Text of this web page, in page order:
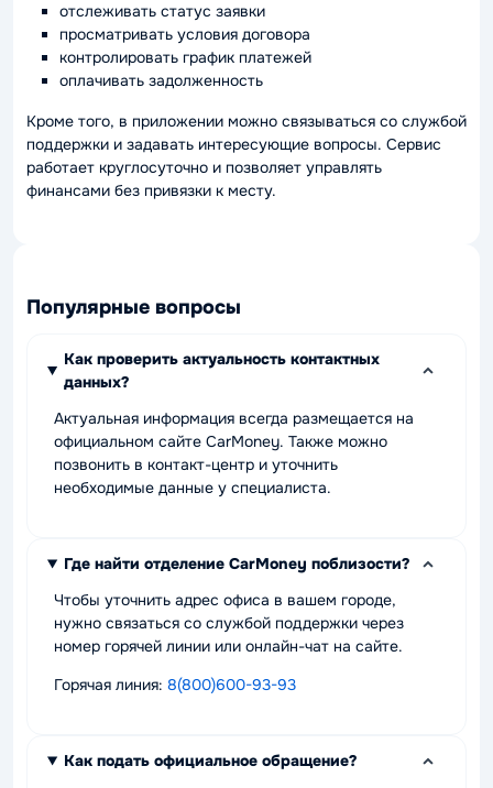
отслеживать статус заявки
просматривать условия договора
контролировать график платежей
оплачивать задолженность
Кроме того, в приложении можно связываться со службой
поддержки и задавать интересующие вопросы. Сервис
работает круглосуточно и позволяет управлять
финансами без привязки к месту.
Популярные вопросы
Как проверить актуальность контактных
данных?
Актуальная информация всегда размещается на
официальном сайте CarMoney. Также можно
позвонить в контакт-центр и уточнить
необходимые данные у специалиста.
Где найти отделение CarMoney поблизости?
Чтобы уточнить адрес офиса в вашем городе,
нужно связаться со службой поддержки через
номер горячей линии или онлайн-чат на сайте.
Горячая линия: 8(800)600-93-93
Как подать официальное обращение?